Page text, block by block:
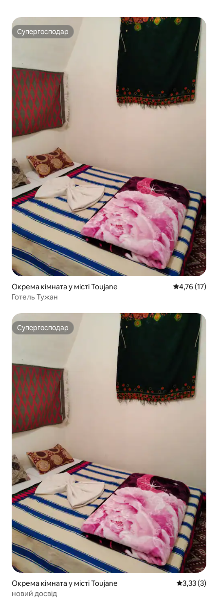
Супергосподар
Супергосподар
Окрема кімната у місті Toujane Середня
4,76 (17)
Готель Тужан
Супергосподар
Супергосподар
Окрема кімната у місті Toujane Середня
3,33 (3)
новий досвід